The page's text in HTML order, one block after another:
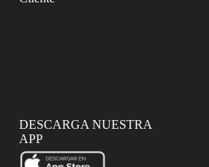
DESCARGA NUESTRA
APP